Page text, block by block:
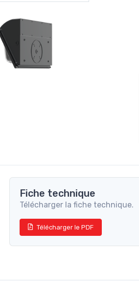
Fiche technique
Télécharger la fiche technique.
Télécharger le PDF